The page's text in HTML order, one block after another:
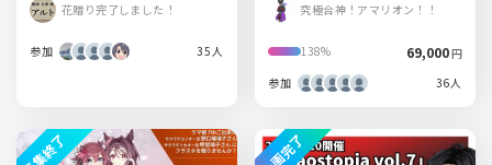
花贈り完了しました！
参加 35人
究極合神！アマリオン！！
138% 69,000円
参加
36人